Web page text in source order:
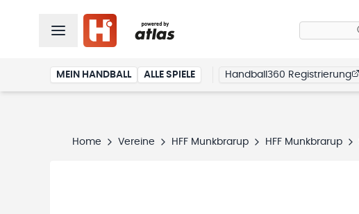
MEIN HANDBALL ALLE SPIELE Handball360 Registrierung
Home Vereine HFF Munkbrarup HFF Munkbrarup